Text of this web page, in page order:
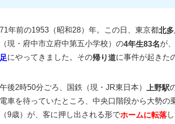
71年前の1953（昭和28）年。この日、東京都北
（現・府中市立府中第五小学校）の4年生83名が
足にやってきました。その帰り道に事件が起きた
午後2時50分ごろ、国鉄（現・JR東日本） 上野駅
電車を待っていたところ、中央口階段から大勢の
（9歳）が、客に押し出される形でホームに転落